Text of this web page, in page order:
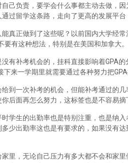
己负责，要学会什么事都主动去做，
过留学这条路，走向了更高的发展平台
真正做到了这些呢？以前国内大学经
有这种想法，特别是在美国和加拿大。
有补考机会的，挂科直接影响着GPA
来一学期里就需要通过各种努力把
到一次补考的机会，但能补考通过的
后面再怎么努力，这标签也是不容易摘
学生的出勤率也是特别注重，也是纳
少出勤率这也是有要求的，如果没有
里，无论自己压力有多大都不会和家